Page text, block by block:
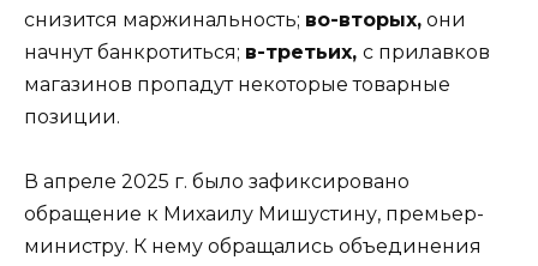
снизится маржинальность; во-вторых, они
начнут банкротиться; в-третьих, с прилавков
магазинов пропадут некоторые товарные
позиции.
В апреле 2025 г. было зафиксировано
обращение к Михаилу Мишустину, премьер-
министру. К нему обращались объединения